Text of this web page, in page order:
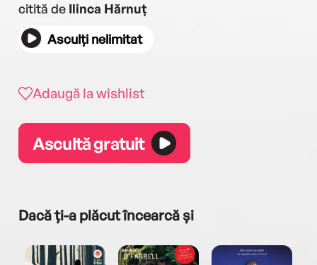
citită de Ilinca Hărnuț
Asculți nelimitat
Adaugă la wishlist
Ascultă gratuit
Dacă ți-a plăcut încearcă și